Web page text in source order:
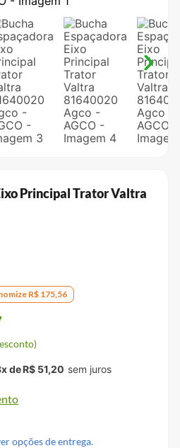
Principal Trator Valtra
R$ 175,56
x deR$ 51,20
opções de entrega.